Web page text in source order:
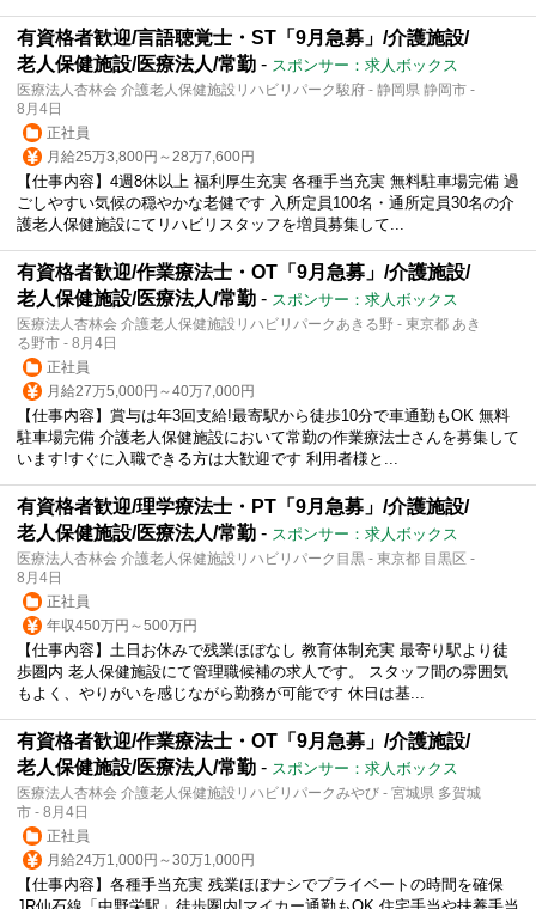
有資格者歓迎/言語聴覚士・ST「9月急募」/介護施設/
老人保健施設/医療法人/常勤 - スポンサー：求人ボックス
医療法人杏林会 介護老人保健施設リハビリパーク駿府 - 静岡県 静岡市 -
8月4日
正社員
月給25万3,800円～28万7,600円
【仕事内容】4週8休以上 福利厚生充実 各種手当充実 無料駐車場完備 過
ごしやすい気候の穏やかな老健です 入所定員100名・通所定員30名の介
護老人保健施設にてリハビリスタッフを増員募集して...
有資格者歓迎/作業療法士・OT「9月急募」/介護施設/
老人保健施設/医療法人/常勤 - スポンサー：求人ボックス
医療法人杏林会 介護老人保健施設リハビリパークあきる野 - 東京都 あき
る野市 - 8月4日
正社員
月給27万5,000円～40万7,000円
【仕事内容】賞与は年3回支給!最寄駅から徒歩10分で車通勤もOK 無料
駐車場完備 介護老人保健施設において常勤の作業療法士さんを募集して
います!すぐに入職できる方は大歓迎です 利用者様と...
有資格者歓迎/理学療法士・PT「9月急募」/介護施設/
老人保健施設/医療法人/常勤 - スポンサー：求人ボックス
医療法人杏林会 介護老人保健施設リハビリパーク目黒 - 東京都 目黒区 -
8月4日
正社員
年収450万円～500万円
【仕事内容】土日お休みで残業ほぼなし 教育体制充実 最寄り駅より徒
歩圏内 老人保健施設にて管理職候補の求人です。 スタッフ間の雰囲気
もよく、やりがいを感じながら勤務が可能です 休日は基...
有資格者歓迎/作業療法士・OT「9月急募」/介護施設/
老人保健施設/医療法人/常勤 - スポンサー：求人ボックス
医療法人杏林会 介護老人保健施設リハビリパークみやび - 宮城県 多賀城
市 - 8月4日
正社員
月給24万1,000円～30万1,000円
【仕事内容】各種手当充実 残業ほぼナシでプライベートの時間を確保